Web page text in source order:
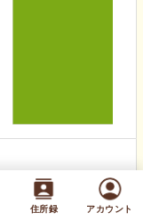
住所録 アカウント